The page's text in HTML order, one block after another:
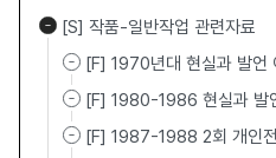
[S] 작품-일반작업 관련자료
[F] 1970년대 현실과 발언
[F] 1980-1986 현실과 발
[F] 1987-1988 2회 개인전(